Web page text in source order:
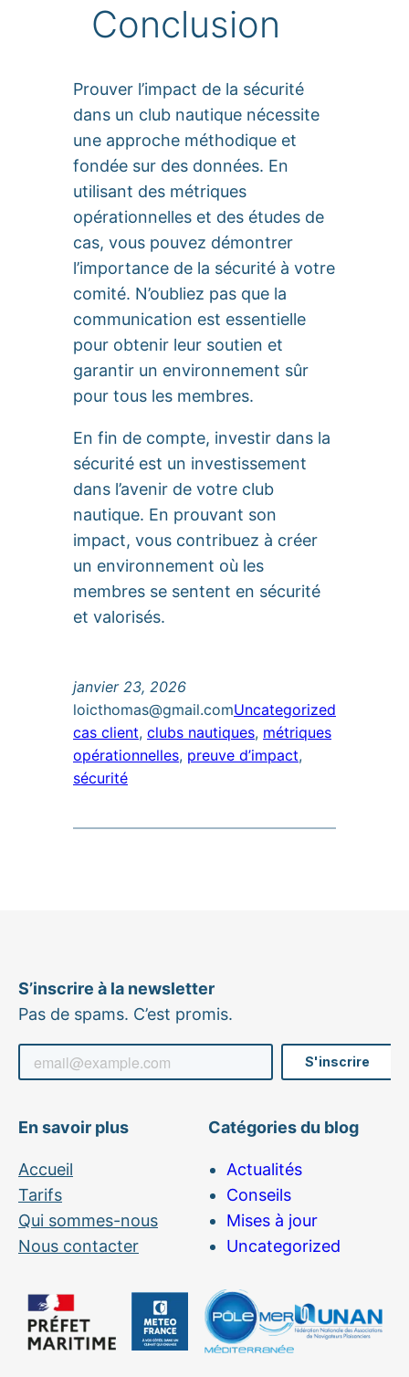
Conclusion
Prouver l’impact de la sécurité
dans un club nautique nécessite
une approche méthodique et
fondée sur des données. En
utilisant des métriques
opérationnelles et des études de
cas, vous pouvez démontrer
l’importance de la sécurité à votre
comité. N’oubliez pas que la
communication est essentielle
pour obtenir leur soutien et
garantir un environnement sûr
pour tous les membres.
En fin de compte, investir dans la
sécurité est un investissement
dans l’avenir de votre club
nautique. En prouvant son
impact, vous contribuez à créer
un environnement où les
membres se sentent en sécurité
et valorisés.
janvier 23, 2026
loicthomas@gmail.comUncategorized
cas client, clubs nautiques, métriques
opérationnelles, preuve d’impact
sécurité
S’inscrire à la newsletter
Pas de spams. C’est promis.
En savoir plus
Accueil
Tarifs
Qui sommes-nous
Nous contacter
Catégories du blog
Actualités
Conseils
Mises à jour
Uncategorized